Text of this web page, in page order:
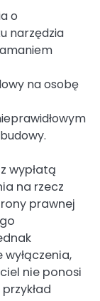
o
narzędzia
na osobę
wypłatą
na rzecz
prawnej
nie ponosi